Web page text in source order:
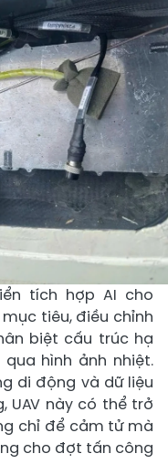
tích hợp AI cho
tiêu, điều chỉnh
biệt cấu trúc hạ
hình ảnh nhiệt.
di động và dữ liệu
UAV này có thể trở
chỉ để cảm tử mà
cho đợt tấn công